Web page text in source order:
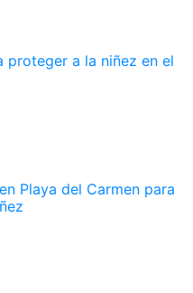
proteger a la niñez en el
Playa del Carmen para